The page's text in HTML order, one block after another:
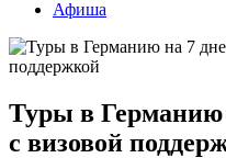
Афиша
Туры в Германию
с визовой